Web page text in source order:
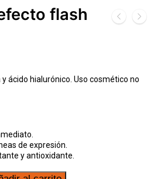
flash
ácido hialurónico. Uso cosmético no
de expresión.
y antioxidante.